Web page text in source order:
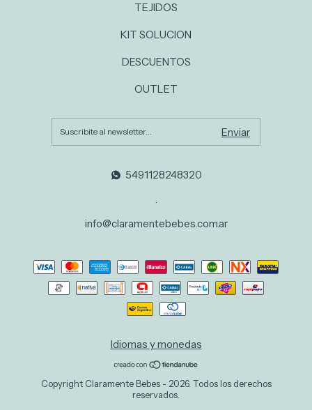
TEJIDOS
KIT SOLUCION
DESCUENTOS
OUTLET
5491128248320
.
info@claramentebebes.com.ar
Idiomas y monedas
Copyright Claramente Bebes - 2026. Todos los derechos
reservados.